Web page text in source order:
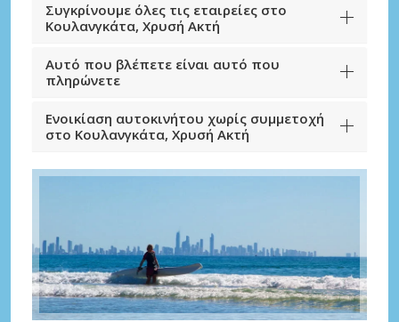
Συγκρίνουμε όλες τις εταιρείες στο
Κουλανγκάτα, Χρυσή Ακτή
Αυτό που βλέπετε είναι αυτό που
πληρώνετε
Ενοικίαση αυτοκινήτου χωρίς συμμετοχή
στο Κουλανγκάτα, Χρυσή Ακτή